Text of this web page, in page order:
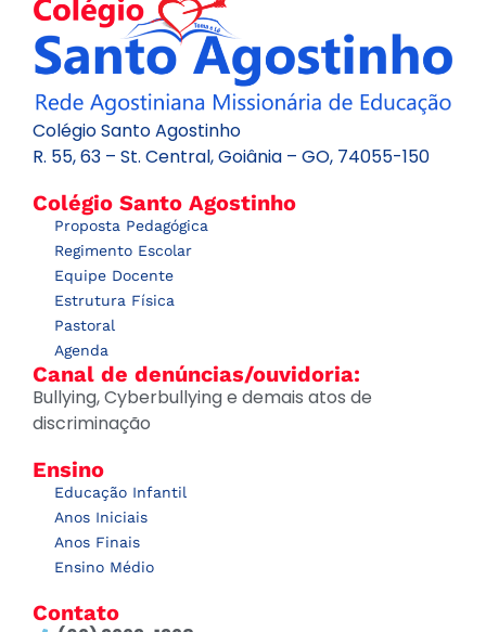
Colégio Santo Agostinho
R. 55, 63 – St. Central, Goiânia – GO, 74055-150
Colégio Santo Agostinho
Proposta Pedagógica
Regimento Escolar
Equipe Docente
Estrutura Física
Pastoral
Agenda
Canal de denúncias/ouvidoria:
Bullying, Cyberbullying e demais atos de
discriminação
Ensino
Educação Infantil
Anos Iniciais
Anos Finais
Ensino Médio
Contato